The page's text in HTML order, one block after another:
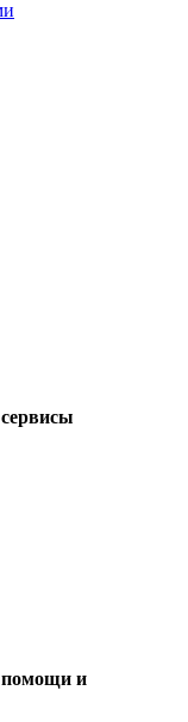
помощи и